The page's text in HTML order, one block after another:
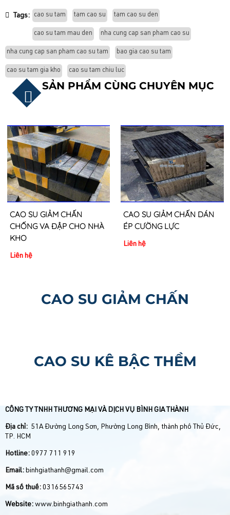
Tags: cao su tam tam cao su tam cao su den
cao su tam mau den nha cung cap san pham cao su
nha cung cap san pham cao su tam bao gia cao su tam
cao su tam gia kho cao su tam chiu luc
SẢN PHẨM CÙNG CHUYÊN MỤC
CAO SU GIẢM CHẤN
CHỐNG VA ĐẬP CHO NHÀ
KHO
Liên hệ
CAO SU GIẢM CHẤN DÁN
ÉP CƯỜNG LỰC
Liên hệ
CAO SU GIẢM CHẤN
CAO SU KÊ BẬC THỀM
CÔNG TY TNHH THƯƠNG MẠI VÀ DỊCH VỤ BÌNH GIA THÀNH
Địa chỉ: 51A Đường Long Sơn, Phường Long Bình, thành phố Thủ Đức,
TP. HCM
Hotline: 0977 711 919
Email: binhgiathanh@gmail.com
Mã số thuế: 0316565743
Website: www.binhgiathanh.com